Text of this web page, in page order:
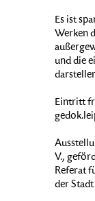
Es ist
Werken
und die
Eintritt
V.,
Referat
der